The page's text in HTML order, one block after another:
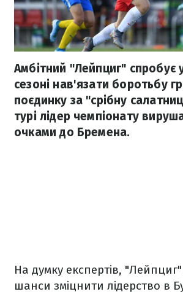
Амбітний "Лейпциг" спробує
сезоні нав'язати боротьбу
поєдинку за "срібну
турі лідер чемпіонату
очками до Бремена.
На думку експертів,
шанси зміцнити лідерство в